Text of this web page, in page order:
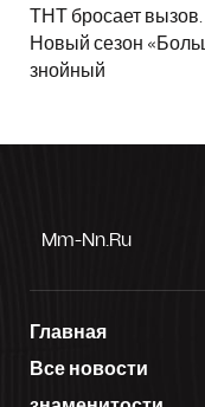
ТНТ бросает
Новый сезон
знойный
Mm-Nn.ru
Главная
Все новости